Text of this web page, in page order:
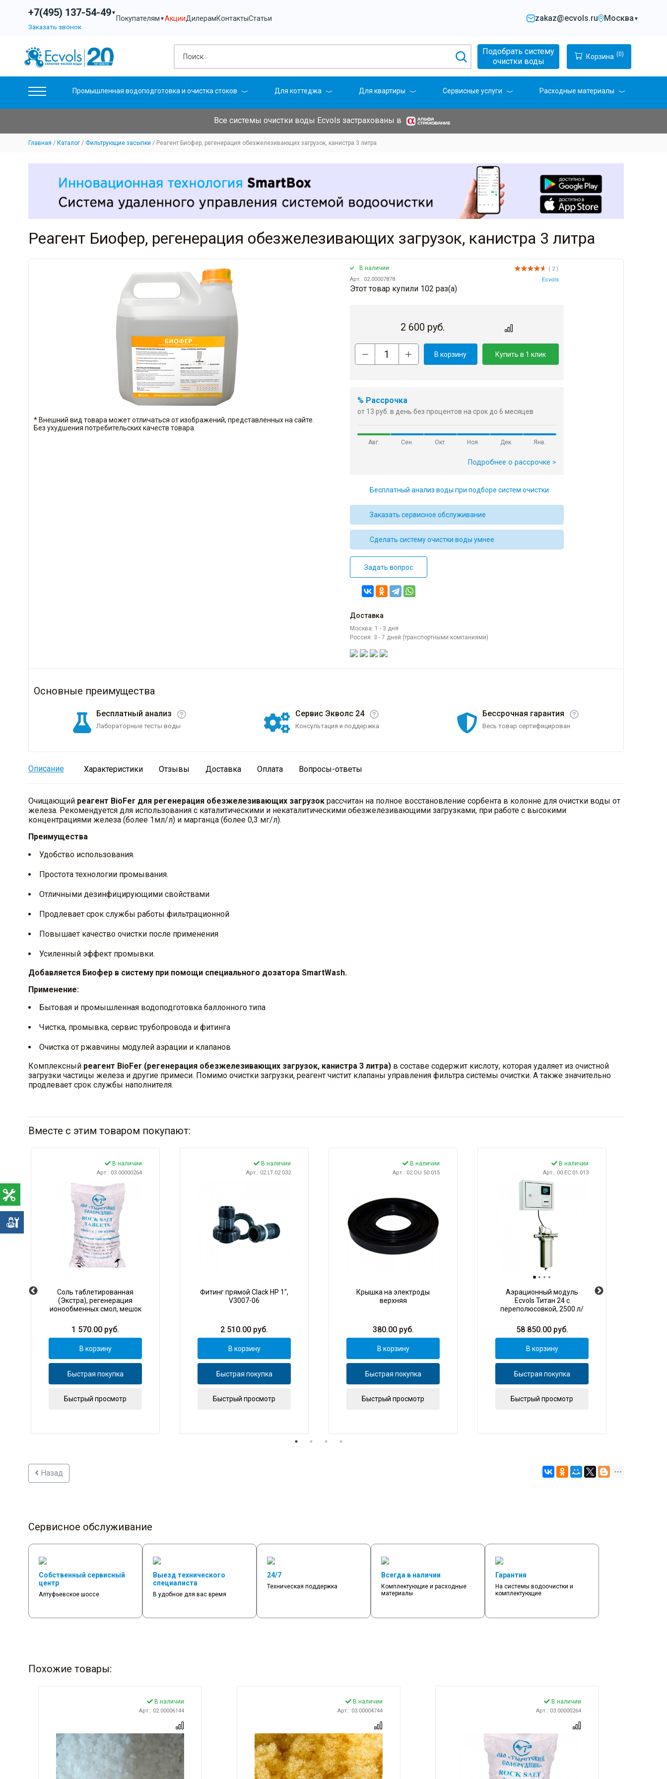
+7(495) 137-54-49▼
Заказать звонок
Покупателям ▼АкцииДилерамКонтактыСтатьи zakaz@ecvols.ru Москва ▼
Подобрать систему
очистки воды
Корзина (0)
Промышленная водоподготовка и очистка стоков Для коттеджа Для квартиры Сервисные услуги Расходные материалы
Все системы очистки воды Ecvols застрахованы в
Главная Каталог Фильтрующие засыпки Реагент Биофер, регенерация обезжелезивающих загрузок, канистра 3 литра
Реагент Биофер, регенерация обезжелезивающих загрузок, канистра 3 литра
* Внешний вид товара может отличаться от изображений, представленных на сайте.
Без ухудшения потребительских качеств товара.
В наличии
Арт.: 02.00007878
( 2 )
Ecvols
Этот товар купили 102 раз(a)
2 600 руб.
В корзину Купить в 1 клик
% Рассрочка
от 13 руб. в день без процентов на срок до 6 месяцев
Авг. Сен. Окт. Ноя. Дек. Янв.
Подробнее о рассрочке >
Бесплатный анализ воды при подборе систем очистки
Заказать сервисное обслуживание
Сделать систему очистки воды умнее
Задать вопрос
Доставка
Москва: 1 - 3 дня
Россия: 3 - 7 дней (транспортными компаниями)
Основные преимущества
Бесплатный анализ
Лабораторные тесты воды
Сервис Экволс 24
Консультация и поддержка
Бессрочная гарантия
Весь товар сертифицирован
Описание Характеристики Отзывы Доставка Оплата Вопросы-ответы
Очищающий реагент BioFer для регенерация обезжелезивающих загрузок рассчитан на полное восстановление сорбента в колонне для очистки воды от
железа. Рекомендуется для использования с каталитическими и некаталитическими обезжелезивающими загрузками, при работе с высокими
концентрациями железа (более 1мл/л) и марганца (более 0,3 мг/л).
Преимущества
Удобство использования.
Простота технологии промывания.
Отличными дезинфицирующими свойствами
Продлевает срок службы работы фильтрационной
Повышает качество очистки после применения
Усиленный эффект промывки.
Добавляется Биофер в систему при помощи специального дозатора SmartWash.
Применение:
Бытовая и промышленная водоподготовка баллонного типа
Чистка, промывка, сервис трубопровода и фитинга
Очистка от ржавчины модулей аэрации и клапанов
Комплексный реагент BioFer (регенерация обезжелезивающих загрузок, канистра 3 литра) в составе содержит кислоту, которая удаляет из очистной
загрузки частицы железа и другие примеси. Помимо очистки загрузки, реагент чистит клапаны управления фильтра системы очистки. А также значительно
продлевает срок службы наполнителя.
Вместе с этим товаром покупают:
В наличии
Арт.: 03.00000264
Соль таблетированная
(Экстра), регенерация
ионообменных смол, мешок
1 570.00 руб.
В корзину
Быстрая покупка
Быстрый просмотр
В наличии
Арт.: 02.LT.02.032
Фитинг прямой Clack НР 1",
V3007-06
2 510.00 руб.
В корзину
Быстрая покупка
Быстрый просмотр
В наличии
Арт.: 02.DU.50.015
Крышка на электроды
верхняя
380.00руб.
В корзину
Быстрая покупка
Быстрый просмотр
В наличии
Арт.: 00.EC.01.013
Аэрационный модуль
Ecvols Титан 24 с
переполюсовкой, 2500 л/
(ДхШхВ)
58 850.00руб.
В корзину
Быстрая покупка
Быстрый просмотр
Назад
Сервисное обслуживание
Собственный сервисный
центр
Алтуфьевское шоссе
Выезд технического
специалиста
В удобное для вас время
24/7
Техническая поддержка
Всегда в наличии
Комплектующие и расходные
материалы
Гарантия
На системы водоочистки и
комплектующие
Похожие товары:
В наличии
Арт.: 02.00006144
В наличии
Арт.: 03.00004744
В наличии
Арт.: 03.00000264